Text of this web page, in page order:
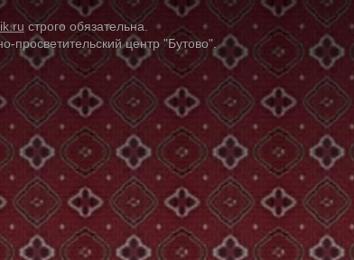
строго обязательна.
центр "Бутово".